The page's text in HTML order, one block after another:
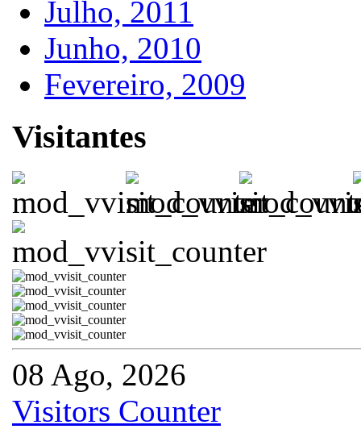
Julho, 2011
Junho, 2010
Fevereiro, 2009
Visitantes
08 Ago, 2026
Visitors Counter